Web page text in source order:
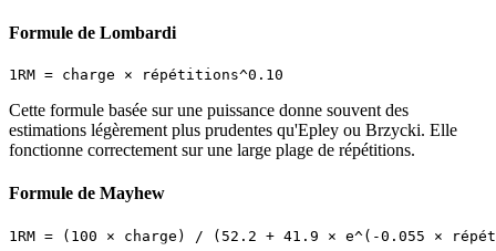
Formule de Lombardi
Cette formule basée sur une puissance donne souvent des
estimations légèrement plus prudentes qu'Epley ou Brzycki. Elle
fonctionne correctement sur une large plage de répétitions.
Formule de Mayhew